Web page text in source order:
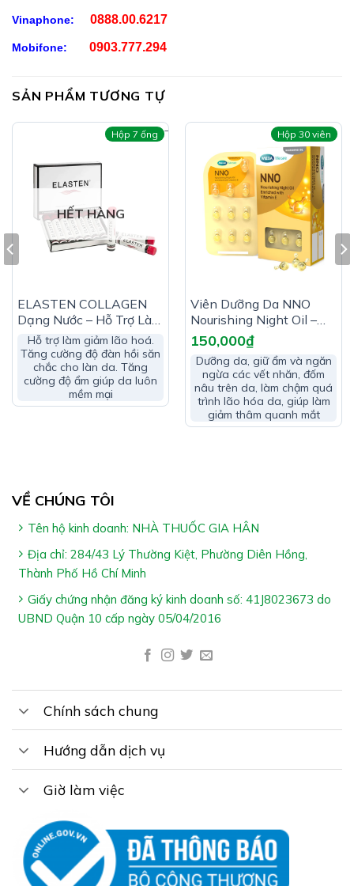
Chiết xuất nhau thai cừu:………………………………..20mg
Bột tảo spirulina:…………………………………………….20mg
Chiết xuất sâm tố nữ:………………………………………20mg
Vitamin C:………………………………………………………10mg
Acid Hyaluronic:………………………………………………..2mg
Biotin:………………………………………………………………1mg
Phụ liệu: Gelatin, glycerin, sorbitol, dầu nành, sáp ong,
lecithin, vanillin vừa đủ 1 viên
Hỗ trợ cải thiện các triệu chứng do suy giảm nội tiết tố
nữ
Giúp giảm nguy cơ lão hóa da & hạn chế sạm da
Hỗ trợ làm đẹp da
Ai Nên Dùng COLLAGEN BEAUTY TIME:
Phụ nữ mãn kinh & tiền mãn kinh
chóng mặt, mất ngủ, cơn bốc hỏa, suy giảm sinh lý
nữ, sạm da, bị lão hóa da & khô da
Cách Dùng COLLAGEN BEAUTY TIME:
Uống 1 viên x 2 lần/ngày
Lưu ý:
– Sản phẩm không phải là thuốc và không có chức năng
thay thế thuốc chữa bệnh
– Tác dụng của sản phẩm tùy thuộc vào sự hấp thu của
từng người
Cảm ơn bạn đã xem bài viết“COLLAGEN BEAUTY
Vinaphone: 0888.00.6217
Mobifone: 0903.777.294
SẢN PHẨM TƯƠNG TỰ
Hộp 7 ống
HẾT HÀNG
ELASTEN COLLAGEN
Dạng Nước – Hỗ Trợ Làm
Giảm Lão Hóa
Hỗ trợ làm giảm lão hoá.
Tăng cường độ đàn hồi săn
chắc cho làn da. Tăng
cường độ ẩm giúp da luôn
mềm mại
Hộp 30 viên
Viên Dưỡng Da NNO
Nourishing Night Oil –
Giúp Dưỡng Ẩm & Ngăn
Ngừa Lão Hóa Da
150,000₫
Dưỡng da, giữ ẩm và ngăn
ngừa các vết nhăn, đốm
nâu trên da, làm chậm quá
trình lão hóa da, giúp làm
giảm thâm quanh mắt
VỀ CHÚNG TÔI
Tên hộ kinh doanh: NHÀ THUỐC GIA HÂN
Địa chỉ: 284/43 Lý Thường Kiệt, Phường Diên Hồng,
Thành Phố Hồ Chí Minh
Giấy chứng nhận đăng ký kinh doanh số: 41J8023673 do
UBND Quận 10 cấp ngày 05/04/2016
Chính sách chung
Hướng dẫn dịch vụ
Giờ làm việc